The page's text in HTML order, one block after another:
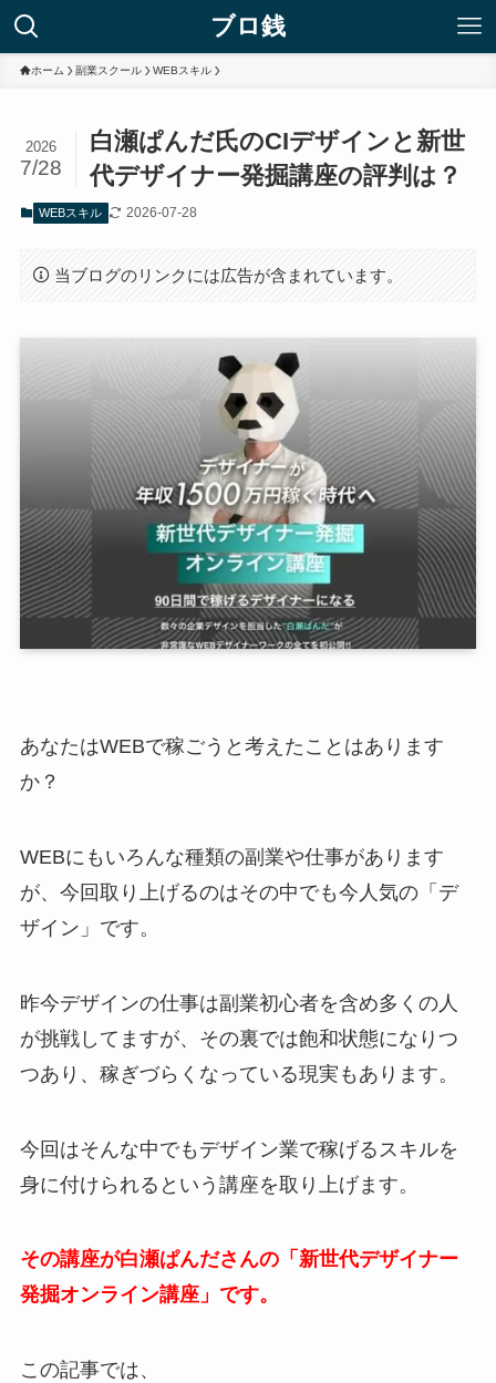
ブロ銭
ホーム 副業スクール WEBスキル
白瀬ぱんだ氏のCIデザインと新世
代デザイナー発掘講座の評判は？
2026
7/28
WEBスキル 2026-07-28
当ブログのリンクには広告が含まれています。
あなたはWEBで稼ごうと考えたことはあります
か？
WEBにもいろんな種類の副業や仕事があります
が、今回取り上げるのはその中でも今人気の「デ
ザイン」です。
昨今デザインの仕事は副業初心者を含め多くの人
が挑戦してますが、その裏では飽和状態になりつ
つあり、稼ぎづらくなっている現実もあります。
今回はそんな中でもデザイン業で稼げるスキルを
身に付けられるという講座を取り上げます。
その講座が白瀬ぱんださんの「新世代デザイナー
発掘オンライン講座」です。
この記事では、